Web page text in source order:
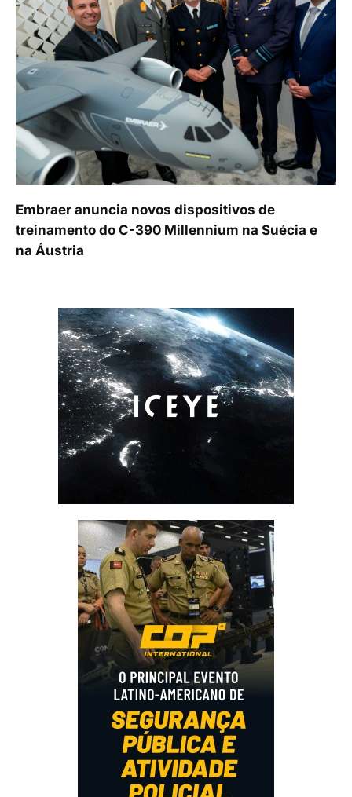
Embraer anuncia novos dispositivos de
treinamento do C-390 Millennium na Suécia e
na Áustria